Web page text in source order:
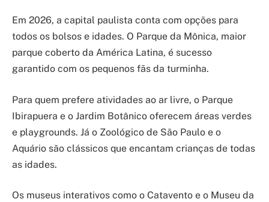
Em 2026, a capital paulista conta com opções para
todos os bolsos e idades. O Parque da Mônica, maior
parque coberto da América Latina, é sucesso
garantido com os pequenos fãs da turminha.
Para quem prefere atividades ao ar livre, o Parque
Ibirapuera e o Jardim Botânico oferecem áreas verdes
e playgrounds. Já o Zoológico de São Paulo e o
Aquário são clássicos que encantam crianças de todas
as idades.
Os museus interativos como o Catavento e o Museu da